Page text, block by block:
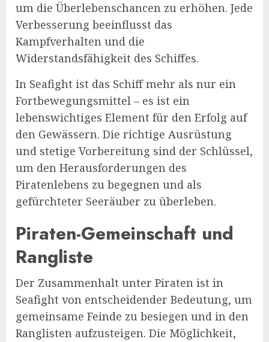
um die Überlebenschancen zu erhöhen. Jede
Verbesserung beeinflusst das
Kampfverhalten und die
Widerstandsfähigkeit des Schiffes.
In Seafight ist das Schiff mehr als nur ein
Fortbewegungsmittel – es ist ein
lebenswichtiges Element für den Erfolg auf
den Gewässern. Die richtige Ausrüstung
und stetige Vorbereitung sind der Schlüssel,
um den Herausforderungen des
Piratenlebens zu begegnen und als
gefürchteter Seeräuber zu überleben.
Piraten-Gemeinschaft und
Rangliste
Der Zusammenhalt unter Piraten ist in
Seafight von entscheidender Bedeutung, um
gemeinsame Feinde zu besiegen und in den
Ranglisten aufzusteigen. Die Möglichkeit,